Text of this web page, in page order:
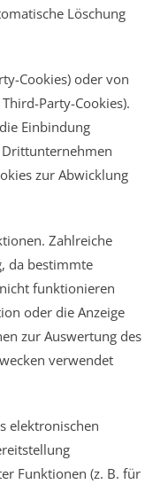
Löschung
Cookies) oder von
Party-Cookies).
Einbindung
zur Abwicklung
Zahlreiche
da bestimmte
funktionieren
oder die Anzeige
zur Auswertung des
verwendet
elektronischen
Funktionen (z. B. für